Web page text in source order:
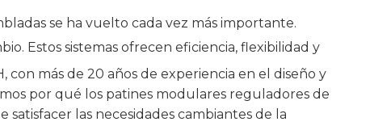
se ha vuelto cada vez más importante.
Estos sistemas ofrecen eficiencia, flexibilidad y
más de 20 años de experiencia en el diseño y
por qué los patines modulares reguladores de
satisfacer las necesidades cambiantes de la